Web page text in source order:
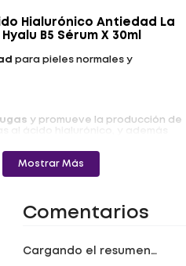
Hialurónico Antiedad La
B5 Sérum X 30ml
para pieles normales y
y promueve la producción de
reparar la barrera de la piel, y
más sensibles.
día.
Mostrar Más
Comentarios
Cargando el resumen…